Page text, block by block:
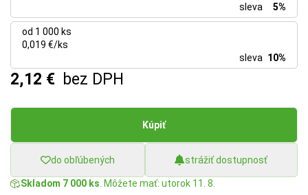
sleva
5%
od 1 000 ks
0,019 €/ks
sleva 10%
2,12 € bez DPH
Kúpiť
do obľúbených strážiť dostupnosť
Skladom 7 000 ks . Môžete mať: utorok 11. 8.